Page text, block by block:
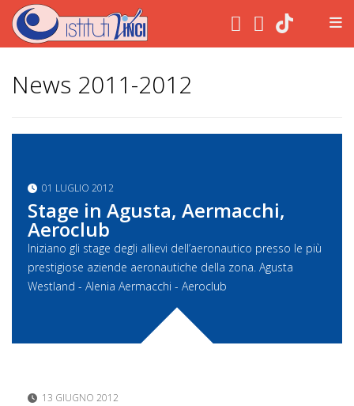
.
News 2011-2012
01 LUGLIO 2012
Stage in Agusta, Aermacchi,
Aeroclub
Iniziano gli stage degli allievi dell’aeronautico presso le più
prestigiose aziende aeronautiche della zona. Agusta
Westland - Alenia Aermacchi - Aeroclub
13 GIUGNO 2012